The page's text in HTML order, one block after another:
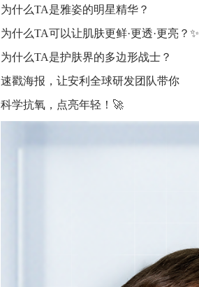
为什么TA是雅姿的明星精华？
为什么TA可以让肌肤更鲜·更透·更亮？✨
为什么TA是护肤界的多边形战士？
速戳海报，让安利全球研发团队带你
科学抗氧 ，点亮年轻！ 🚀